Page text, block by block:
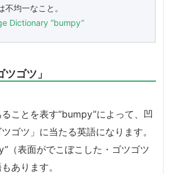
均一なこと。
Dictionary ”bumpy”
ゴツ」
ことを表す”bumpy”によって、凹
ゴツ」に当たる英語になります。
（表面がでこぼこした・ゴツゴツ
あります。